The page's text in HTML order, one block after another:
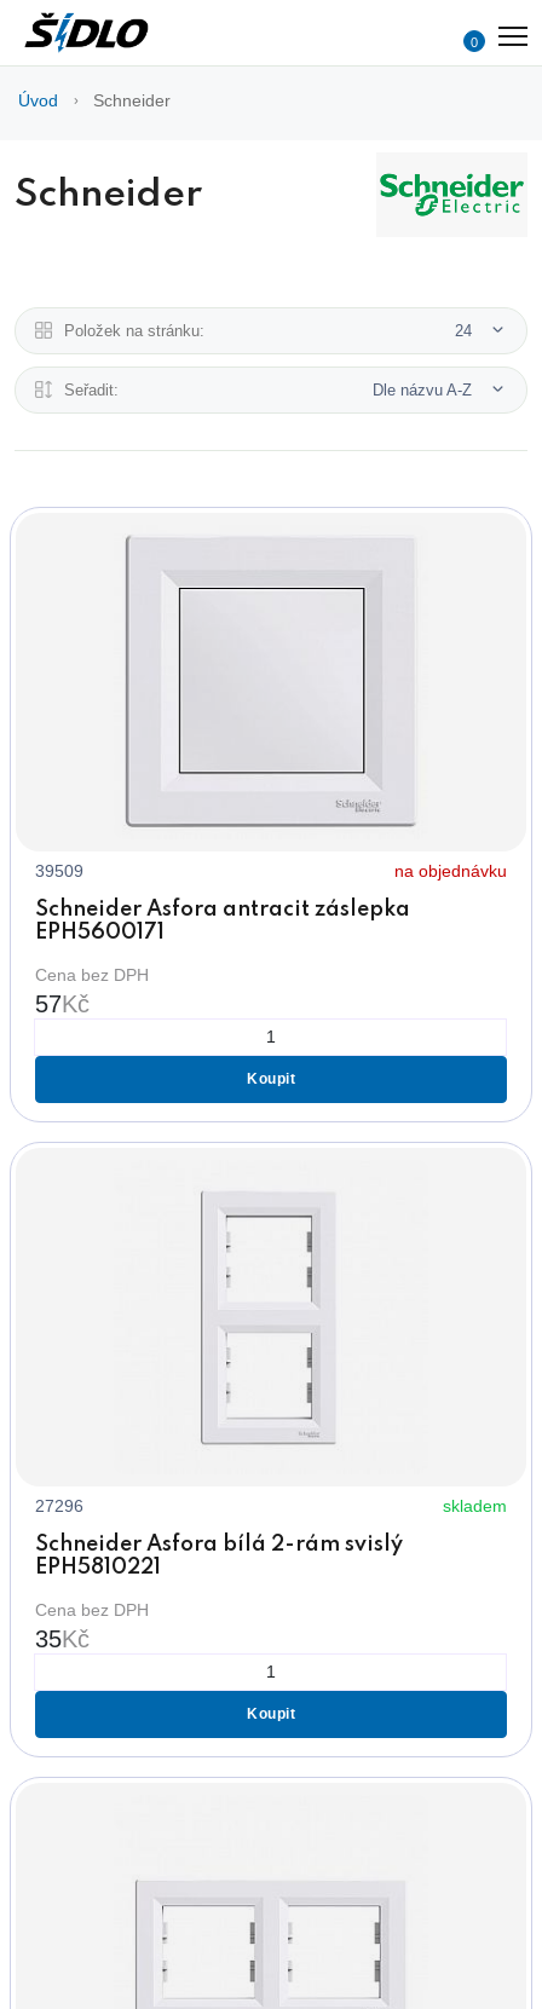
0
Úvod Schneider
Schneider
Položek na stránku: 24
Seřadit: Dle názvu A-Z
39509 na objednávku
Schneider Asfora antracit záslepka
EPH5600171
Cena bez DPH
57Kč
Koupit
27296 skladem
Schneider Asfora bílá 2-rám svislý
EPH5810221
Cena bez DPH
35Kč
Koupit